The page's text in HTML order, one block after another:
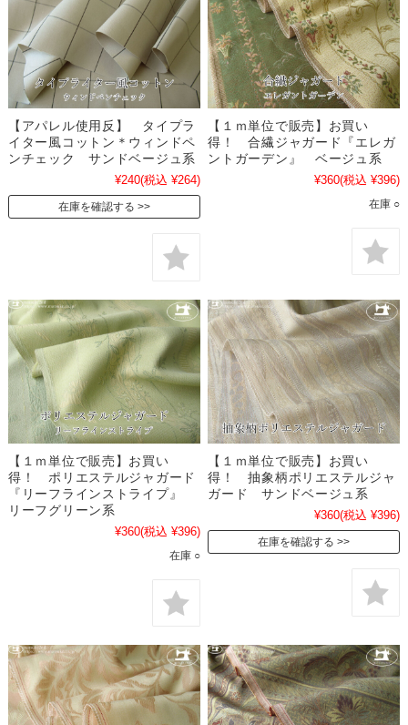
【アパレル使用反】 タイプラ
イター風コットン＊ウィンドペ
ンチェック サンドベージュ系
¥240(税込 ¥264)
在庫を確認する
【１ｍ単位で販売】お買い
得！ 合繊ジャガード『エレガ
ントガーデン』 ベージュ系
¥360(税込 ¥396)
在庫 ○
【１ｍ単位で販売】お買い
得！ ポリエステルジャガード
『リーフラインストライプ』
リーフグリーン系
¥360(税込 ¥396)
在庫 ○
【１ｍ単位で販売】お買い
得！ 抽象柄ポリエステルジャ
ガード サンドベージュ系
¥360(税込 ¥396)
在庫を確認する